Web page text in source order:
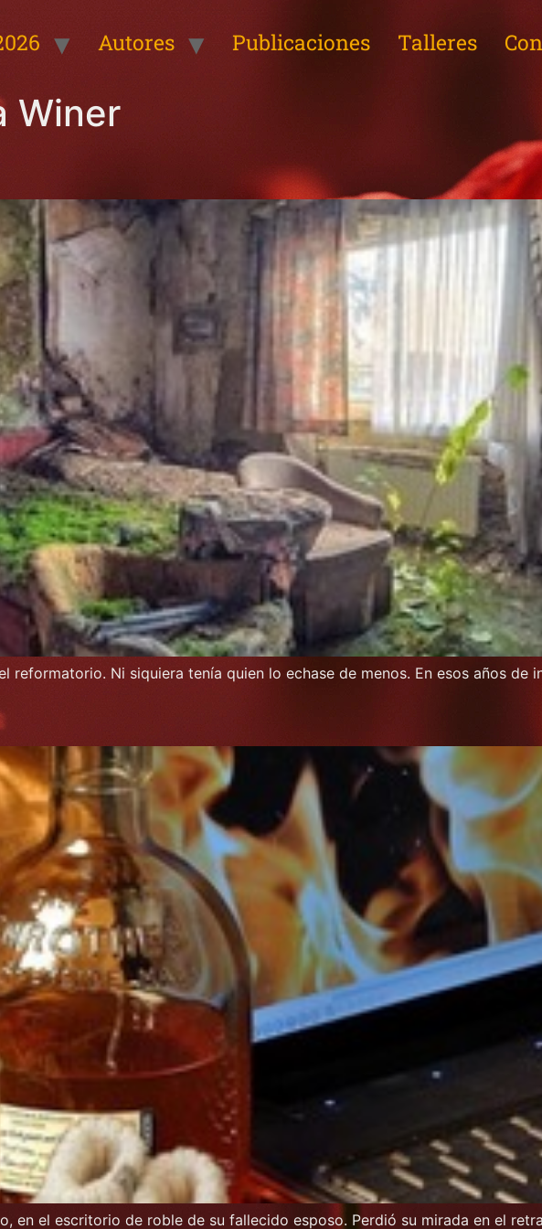
Autores Publicaciones Talleres
Winer
reformatorio. Ni siquiera tenía quien lo echase de menos. En esos años de
en el escritorio de roble de su fallecido esposo. Perdió su mirada en el